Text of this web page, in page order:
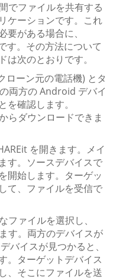
でファイルを共有する
ケーションです。これ
がある場合に、
す。その方法について
次のとおりです。
ローン元の電話機) とタ
両方の Android デバイ
確認します。
らダウンロードできま
を開きます。メイ
す。ソースデバイスで
開始します。ターゲッ
て、ファイルを受信で
ファイルを選択し、
す。両方のデバイスが
バイスが見つかると、
。ターゲットデバイス
、そこにファイルを送